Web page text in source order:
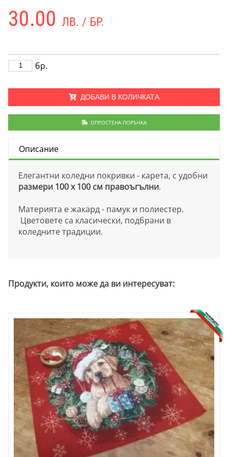
30.00 ЛВ. / БР.
бр.
ДОБАВИ В КОЛИЧКАТА
ОПРОСТЕНА ПОРЪЧКА
Описание
Елегантни коледни покривки - карета, с удобни
размери 100 x 100 см правоъгълни.
Материята е жакард - памук и полиестер.
Цветовете са класически, подбрани в
коледните традиции.
Продукти, които може да ви интересуват: